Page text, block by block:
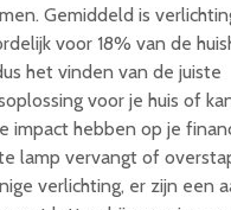
Gemiddeld is
voor 18% van de
het vinden van de juiste
voor je huis of
impact hebben op je
lamp vervangt of
verlichting, er zijn een